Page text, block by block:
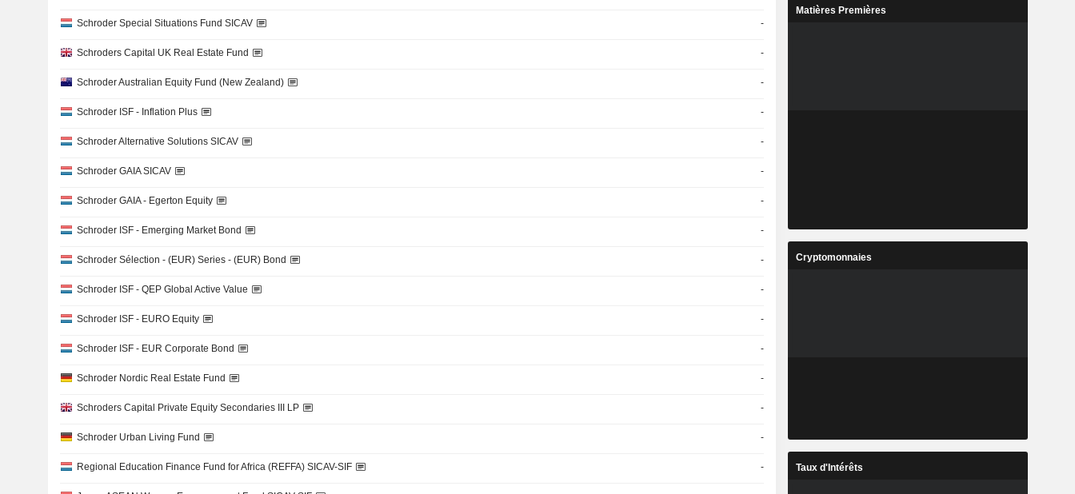
Schroder Special Situations Fund SICAV -
Schroders Capital UK Real Estate Fund -
Schroder Australian Equity Fund (New Zealand) -
Schroder ISF - Inflation Plus -
Schroder Alternative Solutions SICAV -
Schroder GAIA SICAV -
Schroder GAIA - Egerton Equity -
Schroder ISF - Emerging Market Bond -
Schroder Sélection - (EUR) Series - (EUR) Bond -
Schroder ISF - QEP Global Active Value -
Schroder ISF - EURO Equity -
Schroder ISF - EUR Corporate Bond -
Schroder Nordic Real Estate Fund -
Schroders Capital Private Equity Secondaries III LP -
Schroder Urban Living Fund -
Regional Education Finance Fund for Africa (REFFA) SICAV-SIF -
Matières Premières
Cryptomonnaies
Taux d'Intérêts